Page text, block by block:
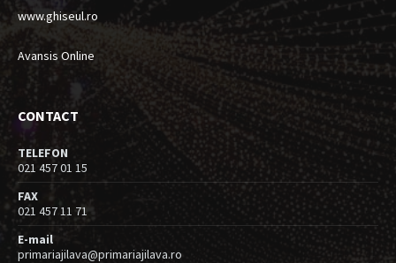
www.ghiseul.ro
Avansis Online
CONTACT
TELEFON
021 457 01 15
FAX
021 457 11 71
E-mail
primariajilava@primariajilava.ro